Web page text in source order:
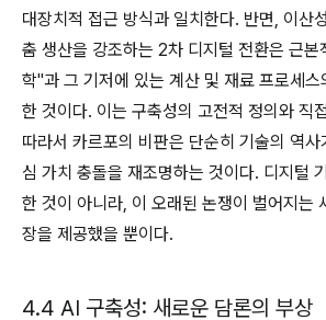
대장치적 접근 방식과 일치한다. 반면, 이산
춤 생산을 강조하는 2차 디지털 전환은 근본
학"과 그 기저에 있는 계산 및 재료 프로세
한 것이다. 이는 구축성의 고전적 정의와 직
따라서 카르포의 비판은 단순히 기술의 역
심 가치 충돌을 재조명하는 것이다. 디지털
한 것이 아니라, 이 오래된 논쟁이 벌어지는
장을 제공했을 뿐이다.
4.4 AI 구축성: 새로운 담론의 부상